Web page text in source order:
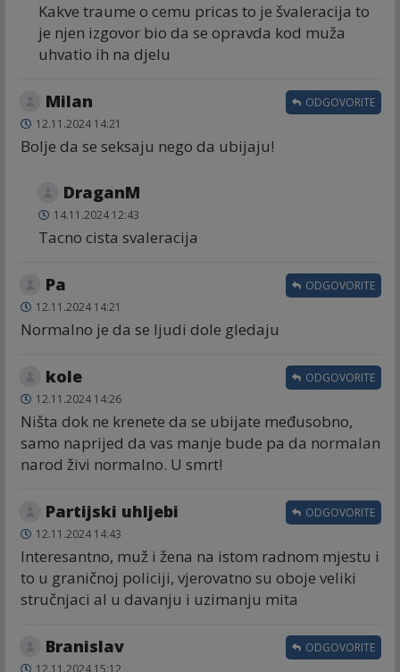
Kakve traume o cemu pricas to je švaleracija to
je njen izgovor bio da se opravda kod muža
uhvatio ih na djelu
Milan
12.11.2024 14:21
Bolje da se seksaju nego da ubijaju!
ODGOVORITE
DraganM
14.11.2024 12:43
Tacno cista svaleracija
Pa
12.11.2024 14:21
Normalno je da se ljudi dole gledaju
ODGOVORITE
kole
12.11.2024 14:26
Ništa dok ne krenete da se ubijate međusobno,
samo naprijed da vas manje bude pa da normalan
narod živi normalno. U smrt!
ODGOVORITE
Partijski uhljebi
12.11.2024 14:43
Interesantno, muž i žena na istom radnom mjestu i
to u graničnoj policiji, vjerovatno su oboje veliki
stručnjaci al u davanju i uzimanju mita
ODGOVORITE
Branislav
12.11.2024 15:12
ODGOVORITE